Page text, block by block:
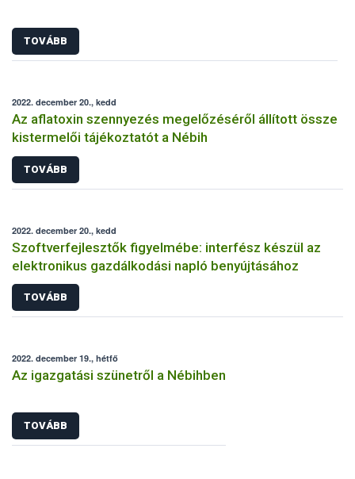
TOVÁBB
2022. december 20., kedd
Az aflatoxin szennyezés megelőzéséről állított össze
kistermelői tájékoztatót a Nébih
TOVÁBB
2022. december 20., kedd
Szoftverfejlesztők figyelmébe: interfész készül az
elektronikus gazdálkodási napló benyújtásához
TOVÁBB
2022. december 19., hétfő
Az igazgatási szünetről a Nébihben
TOVÁBB